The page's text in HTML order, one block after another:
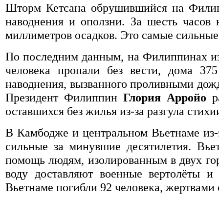
Шторм Кетсана обрушившийся на
наводнения и оползни. За шесть часов
миллиметров осадков. Это самые
По последним данным, на Филиппинах
человека пропали без вести, дома
наводнения, вызванного проливными
Президент Филиппин Глория Арройо
оставшихся без жилья из-за разгула
В Камбодже и центральном Вьетнаме
сильные за минувшие десятилетия.
помощь людям, изолированным в двух
воду доставляют военные
Вьетнаме погибли 92 человека,